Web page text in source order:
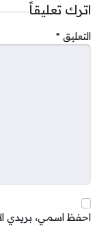
اترك تعليقاً
التعليق *
احفظ اسمي، بريدي